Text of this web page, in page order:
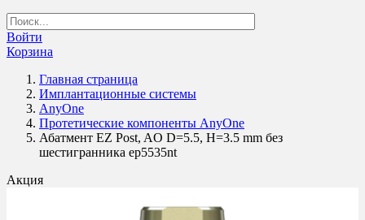
Войти
Корзина
Главная страница
Имплантационные системы
AnyOne
Протетические компоненты AnyOne
Абатмент EZ Post, AO D=5.5, H=3.5 mm без
шестигранника ep5535nt
Акция